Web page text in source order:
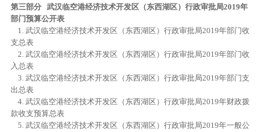
第三部分 武汉临空港经济技术开发区（东西湖区）行政审批局2019年
部门预算公开表
1. 武汉临空港经济技术开发区（东西湖区）行政审批局2019年部门收
支总表
2. 武汉临空港经济技术开发区（东西湖区）行政审批局2019年部门收
入总表
3. 武汉临空港经济技术开发区（东西湖区）行政审批局2019年部门支
出总表
4. 武汉临空港经济技术开发区（东西湖区）行政审批局2019年财政拨
款收支预算总表
5. 武汉临空港经济技术开发区（东西湖区）行政审批局2019年一般公